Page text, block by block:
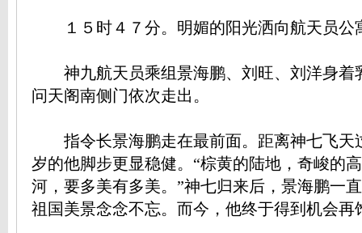
１５时４７分。明媚的阳光洒向航天员
神九航天员乘组景海鹏、刘旺、刘洋身着
问天阁南侧门依次走出。
指令长景海鹏走在最前面。距离神七飞天
岁的他脚步更显稳健。“棕黄的陆地，奇峻的
河，要多美有多美。”神七归来后，景海鹏一
祖国美景念念不忘。而今，他终于得到机会再